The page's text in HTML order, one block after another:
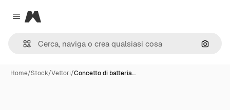
Close menu
Magnific
Cerca
Home/Stock/Vettori/Concetto di batteria…